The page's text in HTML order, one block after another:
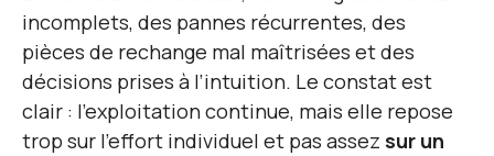
incomplets, des pannes récurrentes, des
pièces de rechange mal maîtrisées et des
décisions prises à l’intuition. Le constat est
clair : l’exploitation continue, mais elle repose
trop sur l’effort individuel et pas assez sur un